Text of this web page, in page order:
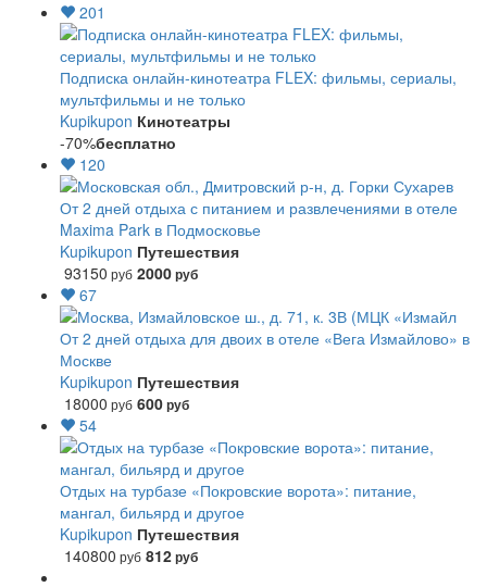
201
Подписка онлайн-кинотеатра FLEX: фильмы, сериалы,
мультфильмы и не только
Kupikupon Кинотеатры
-70%бесплатно
120
От 2 дней отдыха с питанием и развлечениями в отеле
Maxima Park в Подмосковье
Kupikupon Путешествия
93150 руб 2000руб
67
От 2 дней отдыха для двоих в отеле «Вега Измайлово» в
Москве
Kupikupon Путешествия
18000 руб 600руб
54
Отдых на турбазе «Покровские ворота»: питание,
мангал, бильярд и другое
Kupikupon Путешествия
140800 руб 812руб